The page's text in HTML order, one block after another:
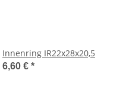
Innenring IR22x28x20,5
6,60 € *